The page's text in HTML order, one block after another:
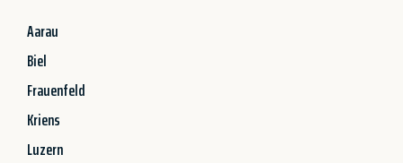
Aarau
Biel
Frauenfeld
Kriens
Luzern